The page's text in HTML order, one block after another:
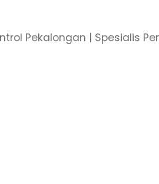
Pekalongan | Spesialis